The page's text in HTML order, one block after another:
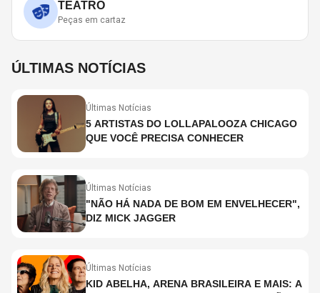
TEATRO
Peças em cartaz
ÚLTIMAS NOTÍCIAS
Últimas Notícias
5 ARTISTAS DO LOLLAPALOOZA CHICAGO
QUE VOCÊ PRECISA CONHECER
Últimas Notícias
"NÃO HÁ NADA DE BOM EM ENVELHECER",
DIZ MICK JAGGER
Últimas Notícias
KID ABELHA, ARENA BRASILEIRA E MAIS: A